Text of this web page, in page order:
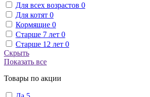
Для всех возрастов 0
Для котят 0
Кормящие 0
Старше 7 лет 0
Старше 12 лет 0
Скрыть
Показать все
Товары по акции